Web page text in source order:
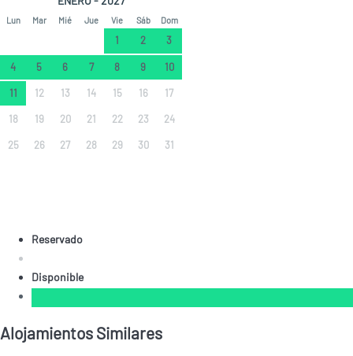
Lun Mar Mié Jue Vie Sáb Dom
1 2 3
4 5 6 7 8 9 10
11 12 13 14 15 16 17
18 19 20 21 22 23 24
25 26 27 28 29 30 31
Reservado
Disponible
Alojamientos Similares